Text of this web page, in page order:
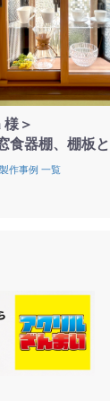
様＞
食器棚、棚板
作事例 一覧